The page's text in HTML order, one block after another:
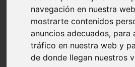
navegación en nuestra
mostrarte contenidos
anuncios adecuados, para
tráfico en nuestra web y
de donde llegan nuestros